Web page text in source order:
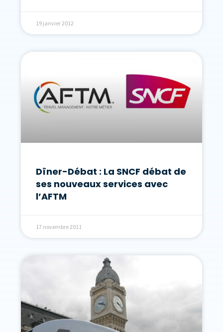
19 janvier 2012
Dîner-Débat : La SNCF débat de
ses nouveaux services avec
l’AFTM
17 novembre 2011